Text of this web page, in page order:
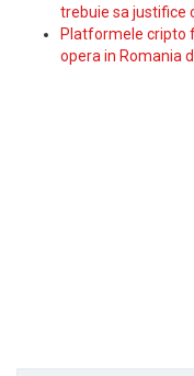
trebuie sa justifice
Platformele cripto
opera in Romania